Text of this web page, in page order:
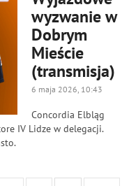
wyzwanie w
Dobrym
Mieście
(transmisja)
6 maja 2026, 10:43
Concordia Elbląg
IV Lidze w delegacji.